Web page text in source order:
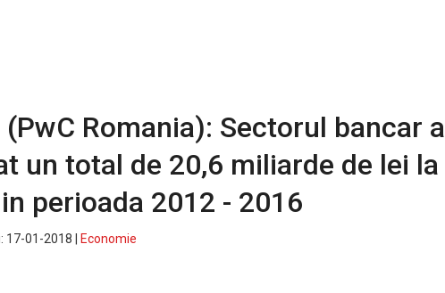
Romania): Sectorul bancar a
un total de 20,6 miliarde de lei la
perioada 2012 - 2016
17-01-2018 |
Economie